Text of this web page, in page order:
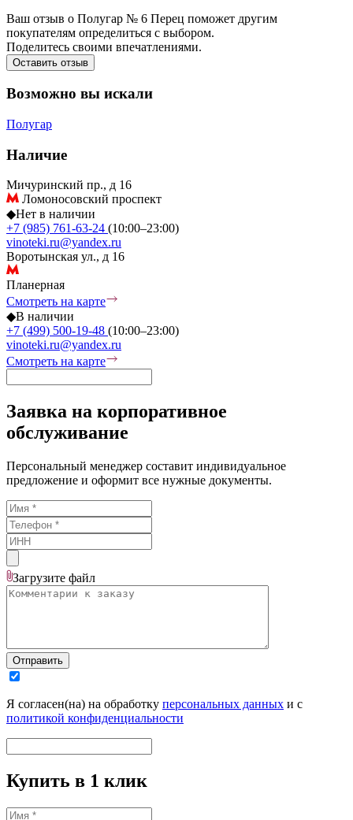
Ваш отзыв о Полугар № 6 Перец поможет другим
покупателям определиться с выбором.
Поделитесь своими впечатлениями.
Оставить отзыв
Возможно вы искали
Полугар
Наличие
Мичуринский пр., д 16
Ломоносовский проспект
◆Нет в наличии
+7 (985) 761-63-24 (10:00–23:00)
vinoteki.ru@yandex.ru
Воротынская ул., д 16
Планерная
Смотреть на карте
◆В наличии
+7 (499) 500-19-48 (10:00–23:00)
vinoteki.ru@yandex.ru
Смотреть на карте
Заявка на корпоративное
обслуживание
Персональный менеджер составит индивидуальное
предложение и оформит все нужные документы.
Загрузите файл
Отправить
Я согласен(на) на обработку персональных данных и с
политикой конфиденциальности
Купить в 1 клик